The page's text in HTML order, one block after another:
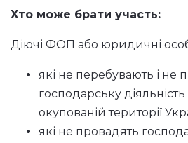
Хто може брати участь:
Діючі ФОП або юридичні
які не перебувають і не
господарську
окупованій території
які не провадять